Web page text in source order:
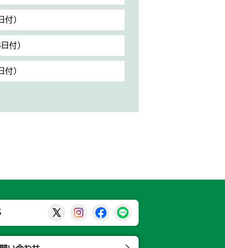
付）
付）
付）
那須烏山市公式X
那須烏山市公式Instagram
那須烏山市公式Facebook